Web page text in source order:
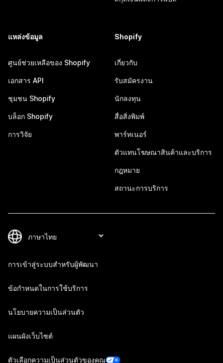
แหล่งข้อมูล
ศูนย์ช่วยเหลือของ Shopify
เอกสาร API
ชุมชน Shopify
บล็อก Shopify
การวิจัย
Shopify
เกี่ยวกับ
รับสมัครงาน
นักลงทุน
สื่อสิ่งพิมพ์
พาร์ทเนอร์
ตัวแทนโฆษณาสินค้าและบริการ
กฎหมาย
สถานะการบริการ
การเข้าสู่ระบบสำหรับผู้พัฒนา
ข้อกำหนดในการใช้บริการ
นโยบายความเป็นส่วนตัว
แผนผังเว็บไซต์
ตัวเลือกความเป็นส่วนตัวของคุณ